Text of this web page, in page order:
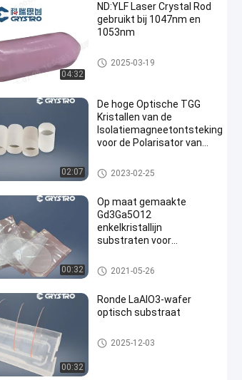
04:32
ND:YLF Laser Crystal Rod
gebruikt bij 1047nm en
1053nm
Laserkristallen
2025-03-19
02:07
De hoge Optische TGG
Kristallen van de
Isolatiemagneetontsteking
voor de Polarisator van
Magneetontstekings Optische K
ristallen
2023-02-25
00:32
Op maat gemaakte
Gd3Ga5O12
enkelkristallijn
substraten voor
Substraten van enkelkristallen
2021-05-26
00:32
Ronde LaAlO3-wafer
optisch substraat
Substraten van enkelkristallen
2025-12-03